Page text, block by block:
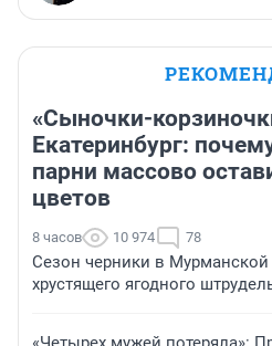
«Сыночки-
Екатеринбург:
парни массово
цветов
8 часов 10 974 78
Сезон черники в Мурманской
хрустящего ягодного